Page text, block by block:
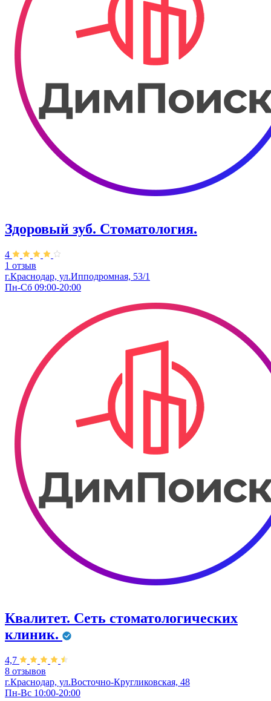
Здоровый зуб. Стоматология.
4
1 отзыв
г.Краснодар, ул.Ипподромная, 53/1
Пн-Сб 09:00-20:00
Квалитет. Сеть стоматологических
клиник.
4,7
8 отзывов
г.Краснодар, ул.Восточно-Кругликовская, 48
Пн-Вс 10:00-20:00